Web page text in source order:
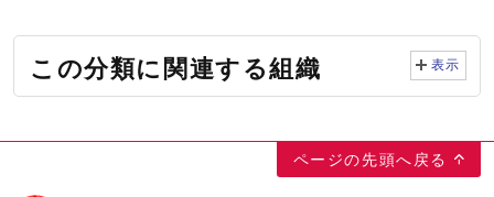
この分類に関連する組織 表示
ページの先頭へ戻る